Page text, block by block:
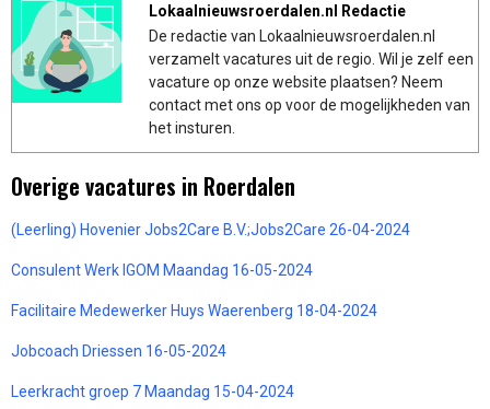
Lokaalnieuwsroerdalen.nl Redactie
De redactie van Lokaalnieuwsroerdalen.nl
verzamelt vacatures uit de regio. Wil je zelf een
vacature op onze website plaatsen? Neem
contact met ons op voor de mogelijkheden van
het insturen.
Overige vacatures in Roerdalen
(Leerling) Hovenier Jobs2Care B.V.;Jobs2Care 26-04-2024
Consulent Werk IGOM Maandag 16-05-2024
Facilitaire Medewerker Huys Waerenberg 18-04-2024
Jobcoach Driessen 16-05-2024
Leerkracht groep 7 Maandag 15-04-2024